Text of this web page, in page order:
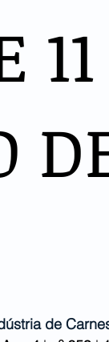
de